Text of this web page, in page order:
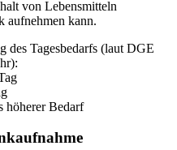
von Lebensmitteln
aufnehmen kann.
Tagesbedarfs (laut DGE
höherer Bedarf